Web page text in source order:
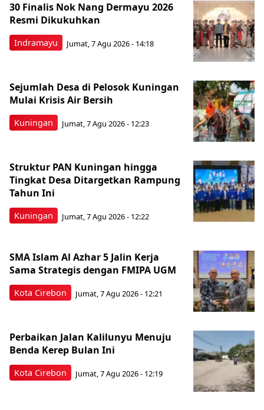
Indramayu
30 Finalis Nok Nang Dermayu 2026
Resmi Dikukuhkan
Jumat, 7 Agu 2026 - 14:18
Kuningan
Sejumlah Desa di Pelosok Kuningan
Mulai Krisis Air Bersih
Jumat, 7 Agu 2026 - 12:23
Kuningan
Struktur PAN Kuningan hingga
Tingkat Desa Ditargetkan Rampung
Tahun Ini
Jumat, 7 Agu 2026 - 12:22
Kota Cirebon
SMA Islam Al Azhar 5 Jalin Kerja
Sama Strategis dengan FMIPA UGM
Jumat, 7 Agu 2026 - 12:21
Kota Cirebon
Perbaikan Jalan Kalilunyu Menuju
Benda Kerep Bulan Ini
Jumat, 7 Agu 2026 - 12:19